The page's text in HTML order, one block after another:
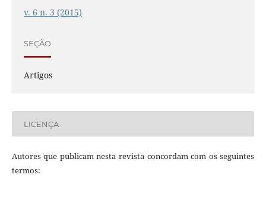
v. 6 n. 3 (2015)
SEÇÃO
Artigos
LICENÇA
Autores que publicam nesta revista concordam com os seguintes
termos: